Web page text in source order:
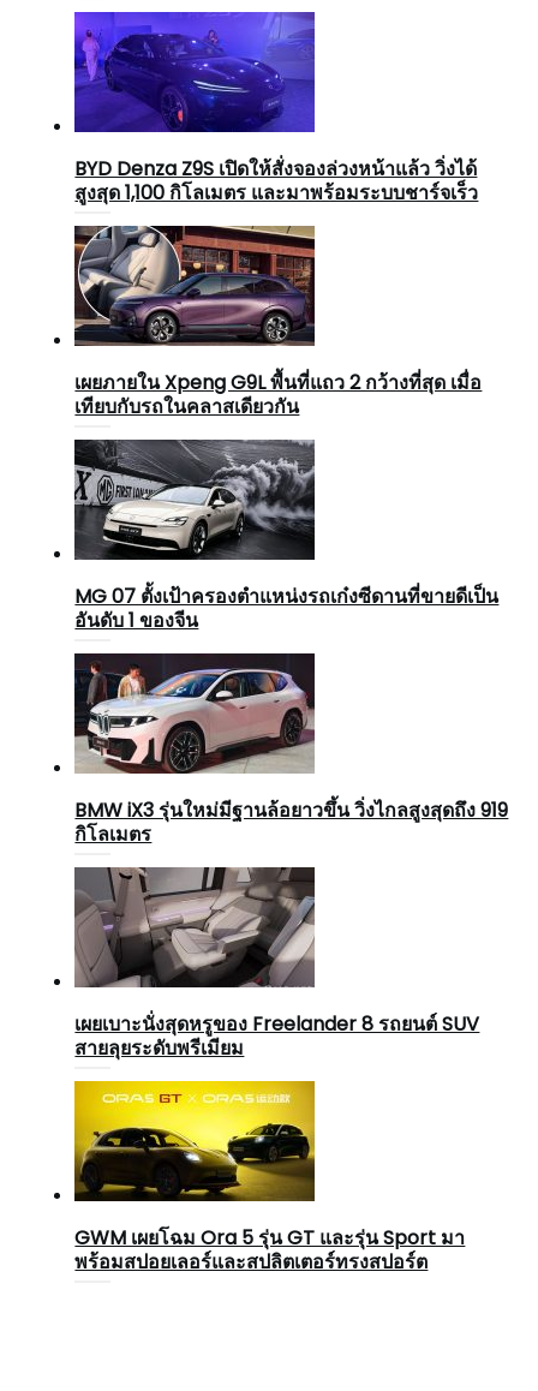
BYD Denza Z9S เปิดให้สั่งจองล่วงหน้าแล้ว วิ่งได้
สูงสุด 1,100 กิโลเมตร และมาพร้อมระบบชาร์จเร็ว
เผยภายใน Xpeng G9L พื้นที่แถว 2 กว้างที่สุด เมื่อ
เทียบกับรถในคลาสเดียวกัน
MG 07 ตั้งเป้าครองตำแหน่งรถเก๋งซีดานที่ขายดีเป็น
อันดับ 1 ของจีน
BMW iX3 รุ่นใหม่มีฐานล้อยาวขึ้น วิ่งไกลสูงสุดถึง 919
กิโลเมตร
เผยเบาะนั่งสุดหรูของ Freelander 8 รถยนต์ SUV
สายลุยระดับพรีเมียม
GWM เผยโฉม Ora 5 รุ่น GT และรุ่น Sport มา
พร้อมสปอยเลอร์และสปลิตเตอร์ทรงสปอร์ต